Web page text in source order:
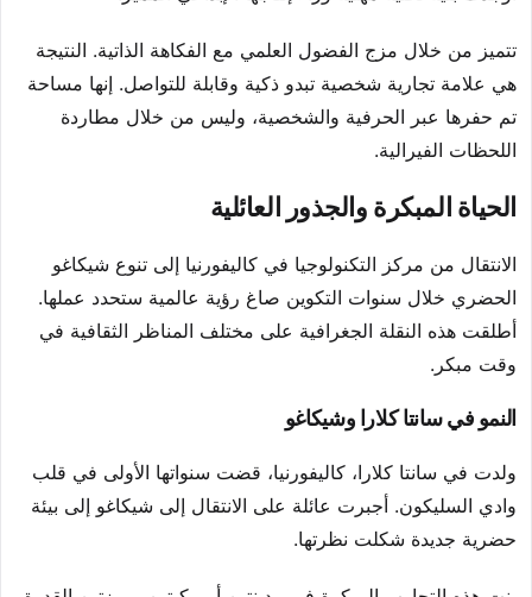
تتميز من خلال مزج الفضول العلمي مع الفكاهة الذاتية. النتيجة
هي علامة تجارية شخصية تبدو ذكية وقابلة للتواصل. إنها مساحة
تم حفرها عبر الحرفية والشخصية، وليس من خلال مطاردة
اللحظات الفيرالية.
الحياة المبكرة والجذور العائلية
الانتقال من مركز التكنولوجيا في كاليفورنيا إلى تنوع شيكاغو
الحضري خلال سنوات التكوين صاغ رؤية عالمية ستحدد عملها.
أطلقت هذه النقلة الجغرافية على مختلف المناظر الثقافية في
وقت مبكر.
النمو في سانتا كلارا وشيكاغو
ولدت في سانتا كلارا، كاليفورنيا، قضت سنواتها الأولى في قلب
وادي السليكون. أجبرت عائلة على الانتقال إلى شيكاغو إلى بيئة
حضرية جديدة شكلت نظرتها.